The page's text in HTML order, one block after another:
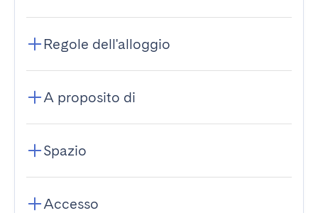
Regole dell'alloggio
A proposito di
Spazio
Accesso